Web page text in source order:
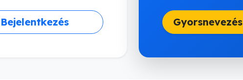
Bejelentkezés